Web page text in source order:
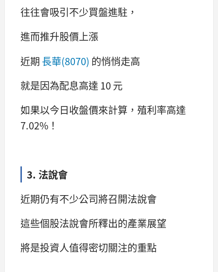
往往會吸引不少買盤進駐，
進而推升股價上漲
近期 長華(8070) 的悄悄走高
就是因為配息高達 10 元
如果以今日收盤價來計算，殖利率高達
7.02%！
3. 法說會
近期仍有不少公司將召開法說會
這些個股法說會所釋出的產業展望
將是投資人值得密切關注的重點